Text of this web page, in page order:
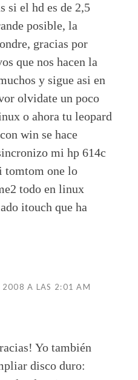
si el hd es de 2,5
posible, la
gracias por
que nos hacen la
y sigue asi en
olvidate un poco
o ahora tu leopard
win se hace
mi hp 614c
tomtom one lo
todo en linux
itouch que ha
2008 A LAS 2:01 AM
Yo también
disco duro: